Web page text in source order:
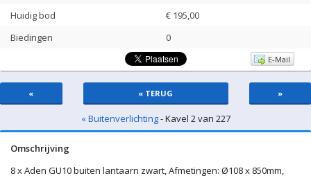
Huidig bod
€ 195,00
Biedingen
0
E-Mail
« « TERUG »
« Buitenverlichting- Kavel 2 van 227
Omschrijving
8 x Aden GU10 buiten lantaarn zwart, Afmetingen: Ø108 x 850mm,